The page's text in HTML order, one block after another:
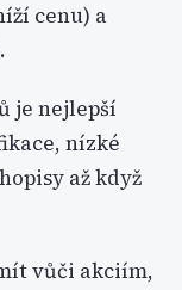
cenu) a
je nejlepší
nízké
až když
vůči akciím,